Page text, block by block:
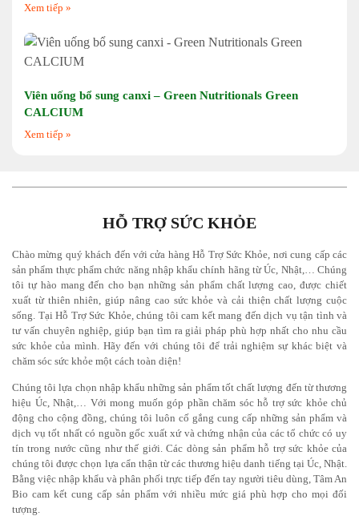
Xem tiếp »
Viên uống bổ sung canxi – Green Nutritionals Green
CALCIUM
Xem tiếp »
HỖ TRỢ SỨC KHỎE
Chào mừng quý khách đến với cửa hàng Hỗ Trợ Sức Khỏe, nơi cung cấp các
sản phẩm thực phẩm chức năng nhập khẩu chính hãng từ Úc, Nhật,… Chúng
tôi tự hào mang đến cho bạn những sản phẩm chất lượng cao, được chiết
xuất từ thiên nhiên, giúp nâng cao sức khỏe và cải thiện chất lượng cuộc
sống. Tại Hỗ Trợ Sức Khỏe, chúng tôi cam kết mang đến dịch vụ tận tình và
tư vấn chuyên nghiệp, giúp bạn tìm ra giải pháp phù hợp nhất cho nhu cầu
sức khỏe của mình. Hãy đến với chúng tôi để trải nghiệm sự khác biệt và
chăm sóc sức khỏe một cách toàn diện!
Chúng tôi lựa chọn nhập khẩu những sản phẩm tốt chất lượng đến từ thương
hiệu Úc, Nhật ,… Với mong muốn góp phần chăm sóc hỗ trợ sức khỏe chủ
động cho cộng đồng, chúng tôi luôn cố gắng cung cấp những sản phẩm và
dịch vụ tốt nhất có nguồn gốc xuất xứ và chứng nhận của các tổ chức có uy
tín trong nước cũng như thế giới. Các dòng sản phẩm hỗ trợ sức khỏe của
chúng tôi được chọn lựa cẩn thận từ các thương hiệu danh tiếng tại Úc, Nhật.
Bằng việc nhập khẩu và phân phối trực tiếp đến tay người tiêu dùng, Tâm An
Bio cam kết cung cấp sản phẩm với nhiều mức giá phù hợp cho mọi đối
tượng.